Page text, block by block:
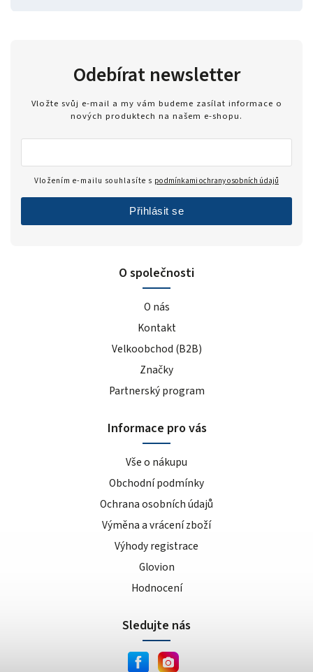
O společnosti
O nás
Kontakt
Velkoobchod (B2B)
Značky
Partnerský program
Informace pro vás
Vše o nákupu
Obchodní podmínky
Ochrana osobních údajů
Výměna a vrácení zboží
Výhody registrace
Glovion
Hodnocení
Odebírat newsletter
Vložte svůj e-mail a my vám budeme zasílat informace o
nových produktech na našem e-shopu.
Vložením e-mailu souhlasíte s podmínkami ochrany osobních údajů
Přihlásit se
Sledujte nás